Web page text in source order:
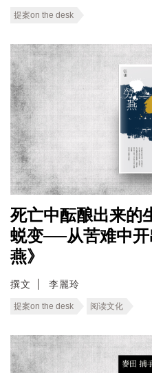
提案on the desk
死亡中酝酿出来的
蜕变──从苦难中
燕》
撰文 李麗玲
提案on the desk 阅读文化